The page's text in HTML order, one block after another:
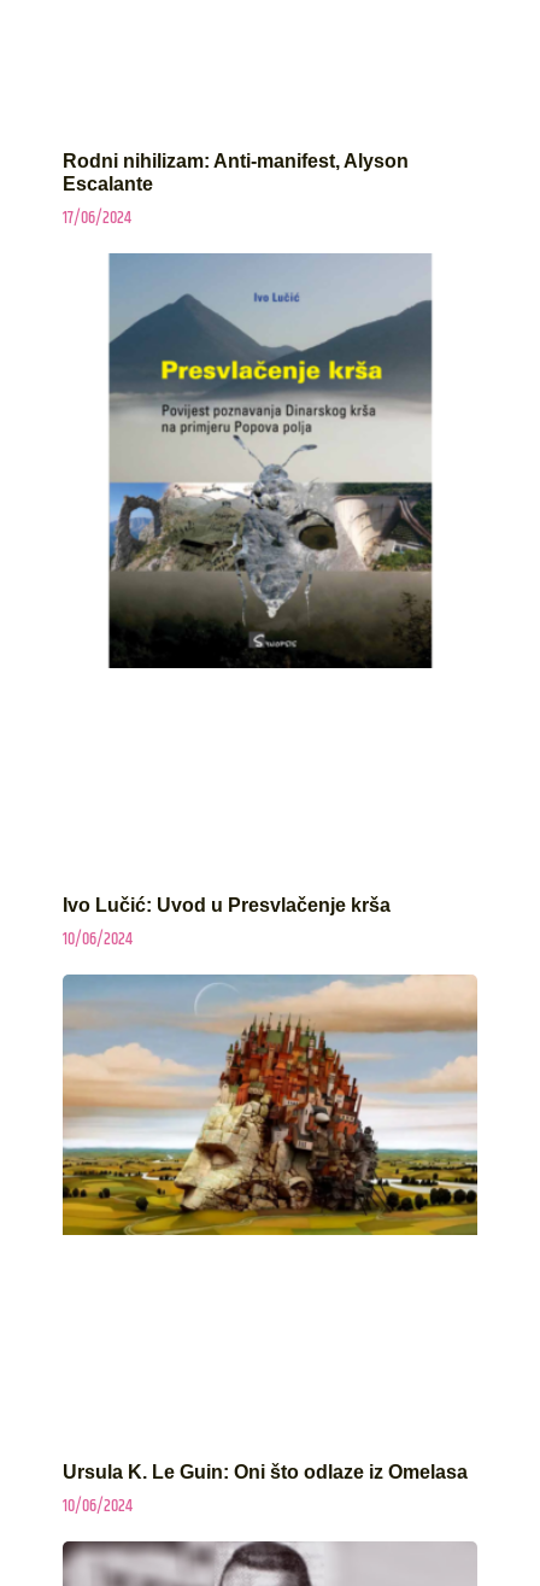
Rodni nihilizam: Anti-manifest, Alyson
Escalante
17/06/2024
Ivo Lučić: Uvod u Presvlačenje krša
10/06/2024
Ursula K. Le Guin: Oni što odlaze iz Omelasa
10/06/2024